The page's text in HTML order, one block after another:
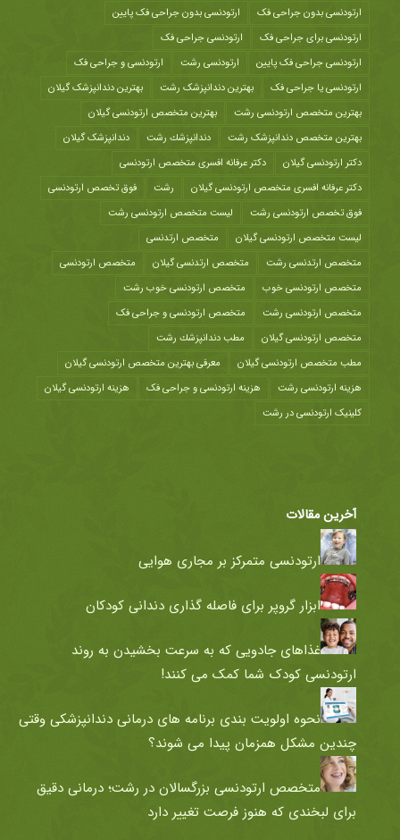
ارتودنسی بدون جراحی فک
ارتودنسی بدون جراحی فک پایین
ارتودنسی برای جراحی فک
ارتودنسی جراحی فک
ارتودنسی جراحی فک پایین
ارتودنسی رشت
ارتودنسی و جراحی فک
ارتودنسی یا جراحی فک
بهترین دندانپزشک رشت
بهترین دندانپزشک گیلان
بهترین متخصص ارتودنسی رشت
بهترین متخصص ارتودنسی گیلان
بهترین متخصص دندانپزشک رشت
دندانپزشك رشت
دندانپزشک گیلان
دکتر ارتودنسی گیلان
دکتر عرفانه افسری متخصص ارتودنسی
دکتر عرفانه افسری متخصص ارتودنسی گیلان
رشت
فوق تخصص ارتودنسی
فوق تخصص ارتودنسی رشت
لیست متخصص ارتودنسی رشت
لیست متخصص ارتودنسی گیلان
متخصص ارتدنسی
متخصص ارتدنسی رشت
متخصص ارتدنسی گیلان
متخصص ارتودنسی
متخصص ارتودنسی خوب
متخصص ارتودنسی خوب رشت
متخصص ارتودنسی رشت
متخصص ارتودنسی و جراحی فک
متخصص ارتودنسی گیلان
مطب دندانپزشك رشت
مطب متخصص ارتودنسی گیلان
معرفی بهترین متخصص ارتودنسی گیلان
هزينه ارتودنسی رشت
هزینه ارتودنسی و جراحی فک
هزینه ارتودنسی گیلان
کلینیک ارتودنسی در رشت
آخرین مقالات
ارتودنسی متمرکز بر مجاری هوایی
ابزار گروپر برای فاصله گذاری دندانی کودکان
غذاهای جادویی که به سرعت بخشیدن به روند
ارتودنسی کودک شما کمک می کنند!
نحوه اولویت بندی برنامه های درمانی دندانپزشکی وقتی
چندین مشکل همزمان پیدا می شوند؟
متخصص ارتودنسی بزرگسالان در رشت؛ درمانی دقیق
برای لبخندی که هنوز فرصت تغییر دارد